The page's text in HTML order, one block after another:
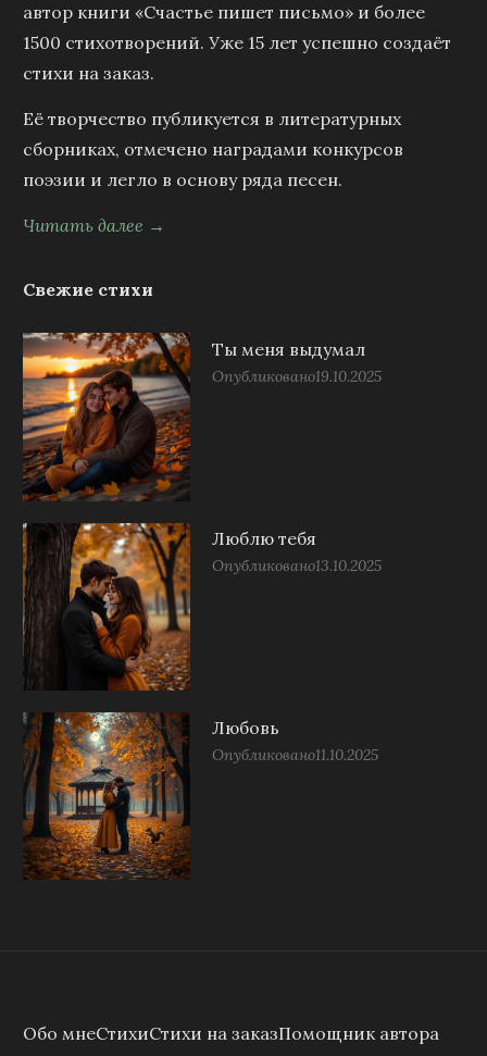
автор книги «Счастье пишет письмо» и более
1500 стихотворений. Уже 15 лет успешно создаёт
стихи на заказ.
Её творчество публикуется в литературных
сборниках, отмечено наградами конкурсов
поэзии и легло в основу ряда песен.
Читать далее →
Свежие стихи
Ты меня выдумал
Опубликовано19.10.2025
Люблю тебя
Опубликовано13.10.2025
Любовь
Опубликовано11.10.2025
Обо мнеСтихиСтихи на заказПомощник автора